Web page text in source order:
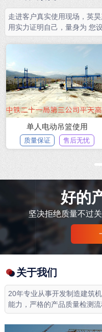
走进客户真实使用现场，英
用实力证明自己，量身为 您
单人电动吊篮使用
质量保证 售后无忧
1
好的
坚决拒绝质量不过
关于我们
20年专业从事开发制造建筑
能力，严格的产品质量检测流